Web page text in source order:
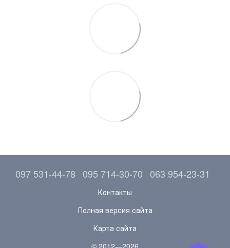
097 531-44-78 095 714-30-70 063 954-23-31
Контакты
Полная версия сайта
Карта сайта
© 2012—2026